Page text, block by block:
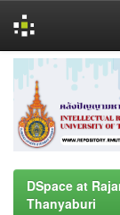
navigation
DSpace at
Thanyaburi